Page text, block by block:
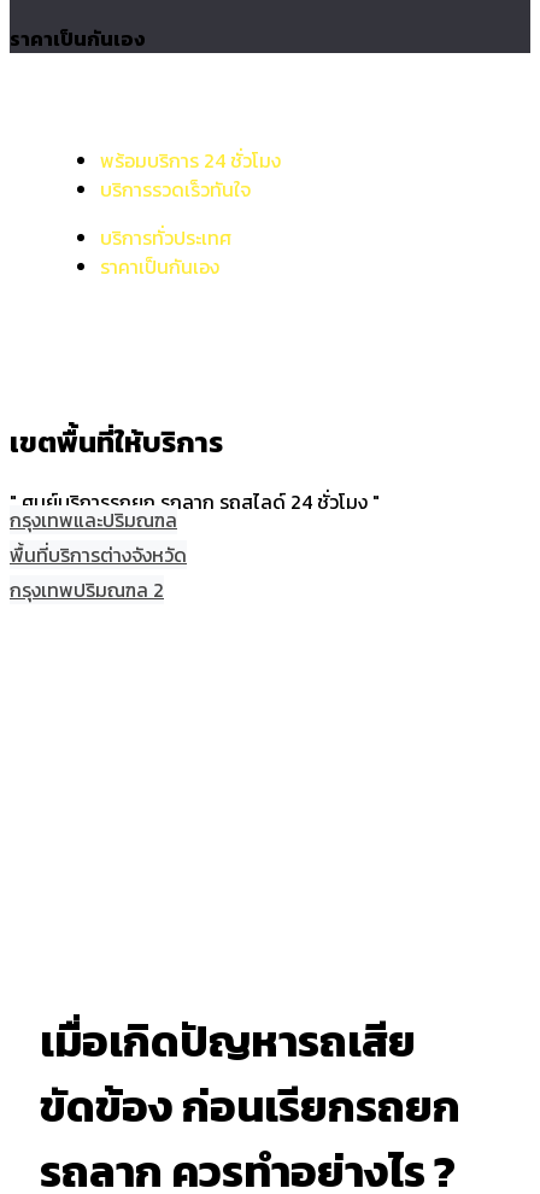
ราคาเป็นกันเอง
พร้อมบริการ 24 ชั่วโมง
บริการรวดเร็วทันใจ
บริการทั่วประเทศ
ราคาเป็นกันเอง
เขตพื้นที่ให้บริการ
" ศูนย์บริการรถยก รถลาก รถสไลด์ 24 ชั่วโมง "
กรุงเทพและปริมณฑล
พื้นที่บริการต่างจังหวัด
กรุงเทพปริมณฑล 2
เมื่อเกิดปัญหารถเสีย
ขัดข้อง ก่อนเรียกรถยก
รถลาก ควรทำอย่างไร ?